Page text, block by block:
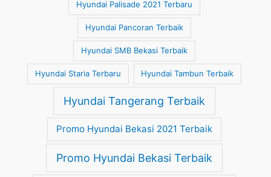
Hyundai Palisade 2021 Terbaru
Hyundai Pancoran Terbaik
Hyundai SMB Bekasi Terbaik
Hyundai Staria Terbaru Hyundai Tambun Terbaik
Hyundai Tangerang Terbaik
Promo Hyundai Bekasi 2021 Terbaik
Promo Hyundai Bekasi Terbaik